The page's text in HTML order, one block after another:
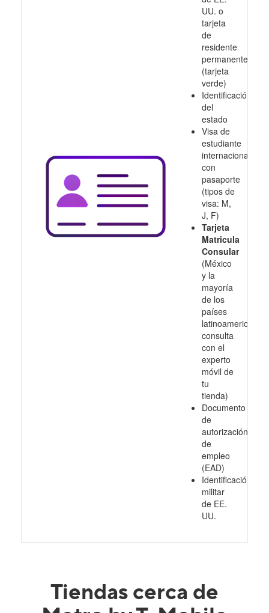
UU. o
tarjeta
de
residente
permanente
(tarjeta
verde)
Identificación
del
estado
Visa de
estudiante
internacional
con
pasaporte
(tipos de
visa: M,
J, F)
Tarjeta
Matricula
Consular
(México
y la
mayoría
de los
países
latinoamericanos,
consulta
con el
experto
móvil de
tu
tienda)
Documento
de
autorización
de
empleo
(EAD)
Identificación
militar
de EE.
UU.
Tiendas cerca de